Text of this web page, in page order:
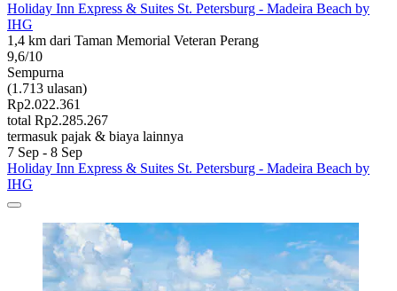
Holiday Inn Express & Suites St. Petersburg - Madeira Beach by
IHG
1,4 km dari Taman Memorial Veteran Perang
9,6/10
Sempurna
(1.713 ulasan)
Rp2.022.361
total Rp2.285.267
termasuk pajak & biaya lainnya
7 Sep - 8 Sep
Holiday Inn Express & Suites St. Petersburg - Madeira Beach by
IHG